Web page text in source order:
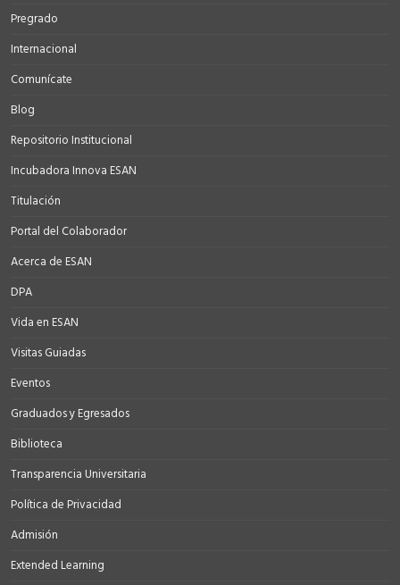
Pregrado
Internacional
Comunícate
Blog
Repositorio Institucional
Incubadora Innova ESAN
Titulación
Portal del Colaborador
Acerca de ESAN
DPA
Vida en ESAN
Visitas Guiadas
Eventos
Graduados y Egresados
Biblioteca
Transparencia Universitaria
Política de Privacidad
Admisión
Extended Learning